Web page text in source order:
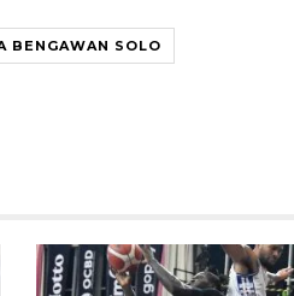
BENGAWAN SOLO